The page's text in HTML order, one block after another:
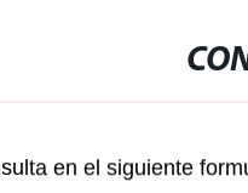
en el siguiente